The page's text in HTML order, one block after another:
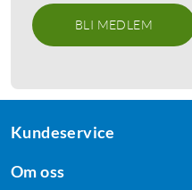
BLI MEDLEM
Kundeservice
Om oss